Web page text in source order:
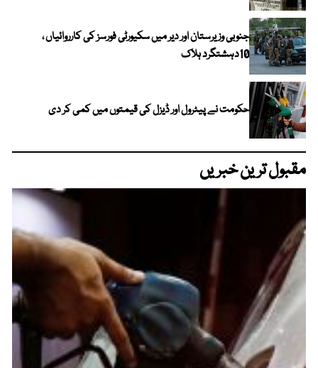
جنوبی وزیرستان اور دیر میں سکیورٹی فورسز کی کارروائیاں ،
10دہشتگرد ہلاک
حکومت نے پیٹرول اور ڈیزل کی قیمتوں میں کمی کر دی
مقبول ترین خبریں